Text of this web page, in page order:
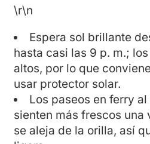
\r\n
Espera sol brillante
hasta casi las 9 p. m.;
altos, por lo que
usar protector solar.
Los paseos en ferry
sienten más frescos una
se aleja de la orilla, así